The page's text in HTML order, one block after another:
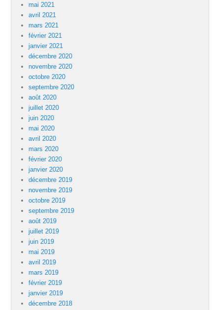
mai 2021
avril 2021
mars 2021
février 2021
janvier 2021
décembre 2020
novembre 2020
octobre 2020
septembre 2020
août 2020
juillet 2020
juin 2020
mai 2020
avril 2020
mars 2020
février 2020
janvier 2020
décembre 2019
novembre 2019
octobre 2019
septembre 2019
août 2019
juillet 2019
juin 2019
mai 2019
avril 2019
mars 2019
février 2019
janvier 2019
décembre 2018